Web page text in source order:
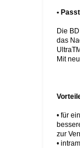
•
Die
das
Mit
• für
zur
•